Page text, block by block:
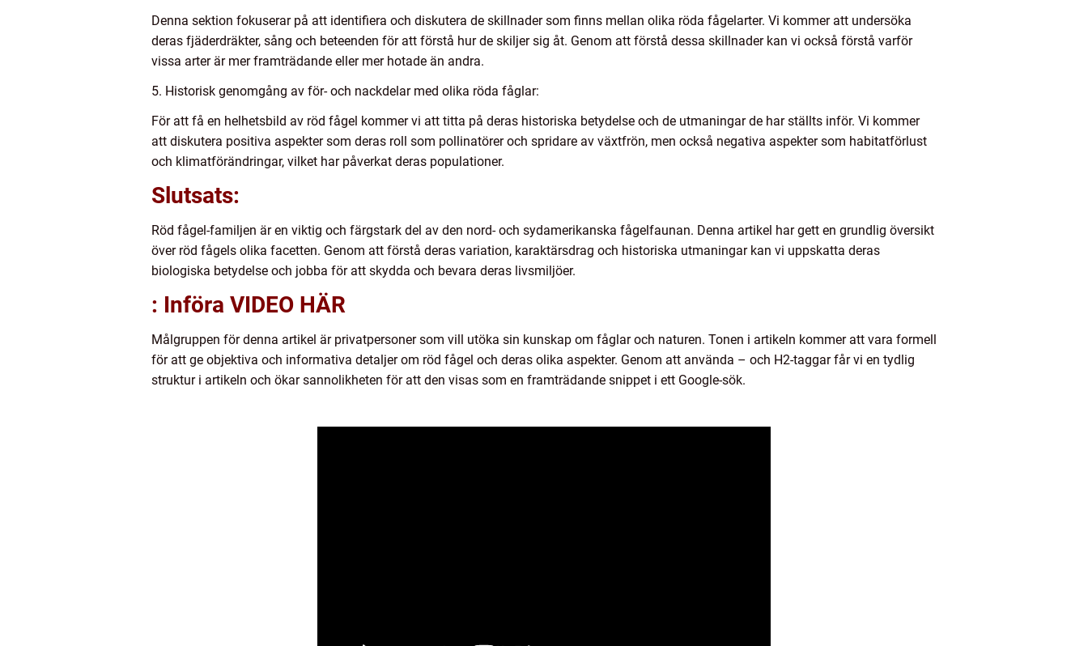
Denna sektion fokuserar på att identifiera och diskutera de skillnader som finns mellan olika röda fågelarter. Vi kommer att undersöka
deras fjäderdräkter, sång och beteenden för att förstå hur de skiljer sig åt. Genom att förstå dessa skillnader kan vi också förstå varför
vissa arter är mer framträdande eller mer hotade än andra.
5. Historisk genomgång av för- och nackdelar med olika röda fåglar:
För att få en helhetsbild av röd fågel kommer vi att titta på deras historiska betydelse och de utmaningar de har ställts inför. Vi kommer
att diskutera positiva aspekter som deras roll som pollinatörer och spridare av växtfrön, men också negativa aspekter som habitatförlust
och klimatförändringar, vilket har påverkat deras populationer.
Slutsats:
Röd fågel-familjen är en viktig och färgstark del av den nord- och sydamerikanska fågelfaunan. Denna artikel har gett en grundlig översikt
över röd fågels olika facetten. Genom att förstå deras variation, karaktärsdrag och historiska utmaningar kan vi uppskatta deras
biologiska betydelse och jobba för att skydda och bevara deras livsmiljöer.
: Införa VIDEO HÄR
Målgruppen för denna artikel är privatpersoner som vill utöka sin kunskap om fåglar och naturen. Tonen i artikeln kommer att vara formell
för att ge objektiva och informativa detaljer om röd fågel och deras olika aspekter. Genom att använda – och H2-taggar får vi en tydlig
struktur i artikeln och ökar sannolikheten för att den visas som en framträdande snippet i ett Google-sök.